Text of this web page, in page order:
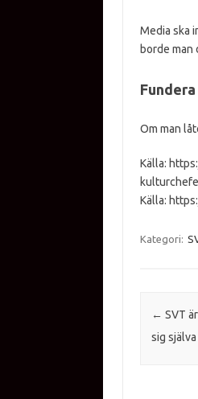
Media ska
borde
Om man
Källa:
Källa:
Kategori:
← SVT
sig själva